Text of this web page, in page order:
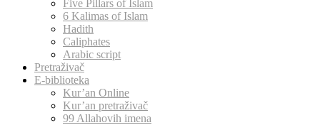
Five Pillars of Islam
6 Kalimas of Islam
Hadith
Caliphates
Arabic script
Pretraživač
E-biblioteka
Kur’an Online
Kur’an pretraživač
99 Allahovih imena